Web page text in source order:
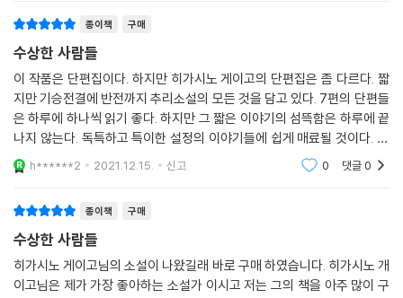
종이책 구매
수상한 사람들
이 작품은 단편집이다. 하지만 히가시노 게이고의 단편집은 좀 다르다. 짧
지만 기승전결에 반전까지 추리소설의 모든 것을 담고 있다. 7편의 단편들
은 하루에 하나씩 읽기 좋다. 하지만 그 짧은 이야기의 섬뜩함은 하루에 끝
나지 않는다. 독특하고 특이한 설정의 이야기들에 쉽게 매료될 것이다. ＜
목록＞ 자고 있던 여자 판정 콜을 다시 한번! 죽으면 일도 못 해 달콤해야
하는데 등대
h******2 2021.12.15. 신고 0 댓글0
종이책 구매
수상한 사람들
히가시노 게이고님의 소설이 나왔길래 바로 구매 하였습니다. 히가시노 개
이고님은 제가 가장 좋아하는 소설가 이시고 저는 그의 책을 아주 많이 구